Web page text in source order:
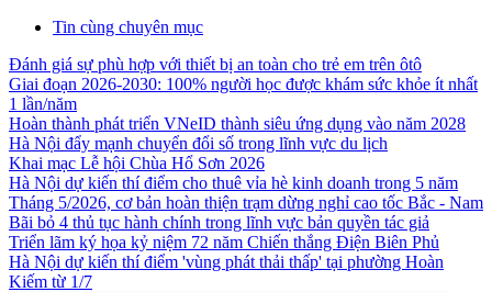
Tin cùng chuyên mục
Đánh giá sự phù hợp với thiết bị an toàn cho trẻ em trên ôtô
Giai đoạn 2026-2030: 100% người học được khám sức khỏe ít nhất
1 lần/năm
Hoàn thành phát triển VNeID thành siêu ứng dụng vào năm 2028
Hà Nội đẩy mạnh chuyển đổi số trong lĩnh vực du lịch
Khai mạc Lễ hội Chùa Hổ Sơn 2026
Hà Nội dự kiến thí điểm cho thuê vỉa hè kinh doanh trong 5 năm
Tháng 5/2026, cơ bản hoàn thiện trạm dừng nghỉ cao tốc Bắc - Nam
Bãi bỏ 4 thủ tục hành chính trong lĩnh vực bản quyền tác giả
Triển lãm ký họa kỷ niệm 72 năm Chiến thắng Điện Biên Phủ
Hà Nội dự kiến thí điểm 'vùng phát thải thấp' tại phường Hoàn
Kiếm từ 1/7